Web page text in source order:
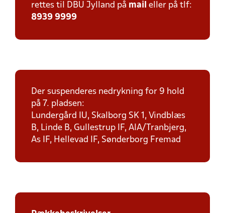
rettes til DBU Jylland på mail eller på tlf:
8939 9999
Der suspenderes nedrykning for 9 hold
på 7. pladsen:
Lundergård IU, Skalborg SK 1, Vindblæs
B, Linde B, Gullestrup IF, AIA/Tranbjerg,
As IF, Hellevad IF, Sønderborg Fremad